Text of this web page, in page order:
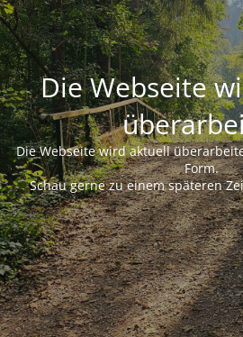
Die Webseite
Die Webseite wird aktuell
Form.
Schau gerne zu einem späteren